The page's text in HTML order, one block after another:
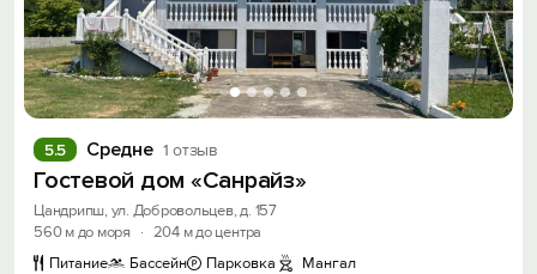
Средне 1 отзыв
5.5
Гостевой дом «Санрайз»
Цандрипш, ул. Добровольцев, д. 157
560 м до моря
· 204 м до центра
Питание
Бассейн Парковка
Мангал